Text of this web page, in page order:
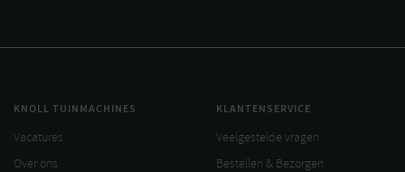
KNOLL TUINMACHINES
Vacatures
Over ons
KLANTENSERVICE
Veelgestelde vragen
Bestellen & Bezorgen